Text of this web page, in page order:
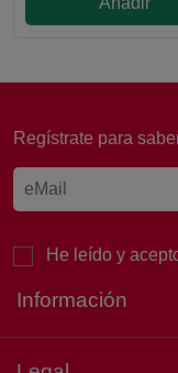
Regístrate para
He leído y
Información
¡Buenas
necesitas